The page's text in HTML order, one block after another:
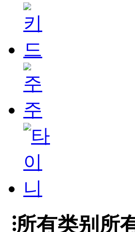
所有类别所